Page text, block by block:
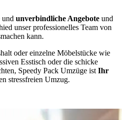
und unverbindliche Angebote und
unser professionelles Team von
kann.
oder einzelne Möbelstücke wie
Esstisch oder die schicke
Speedy Pack Umzüge ist Ihr
stressfreien Umzug.